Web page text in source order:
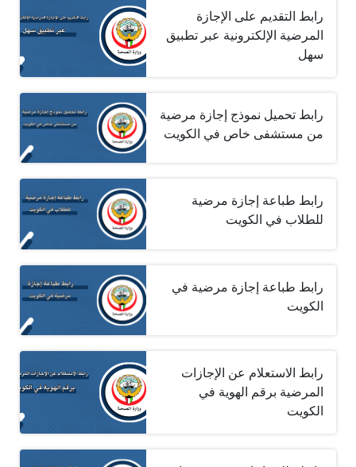
رابط التقديم على الإجازة
المرضية الإلكترونية عبر تطبيق
سهل
رابط تحميل نموذج إجازة مرضية
من مستشفى خاص في الكويت
رابط طباعة إجازة مرضية
للطلاب في الكويت
رابط طباعة إجازة مرضية في
الكويت
رابط الاستعلام عن الإجازات
المرضية برقم الهوية في
الكويت